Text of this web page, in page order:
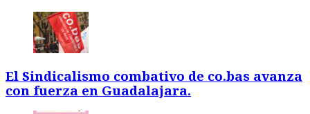
El Sindicalismo combativo de co.bas avanza
con fuerza en Guadalajara.